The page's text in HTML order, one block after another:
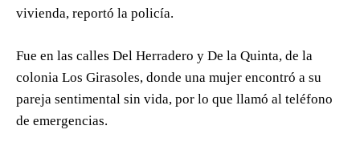
vivienda, reportó la policía.
Fue en las calles Del Herradero y De la Quinta, de la
colonia Los Girasoles, donde una mujer encontró a su
pareja sentimental sin vida, por lo que llamó al teléfono
de emergencias.